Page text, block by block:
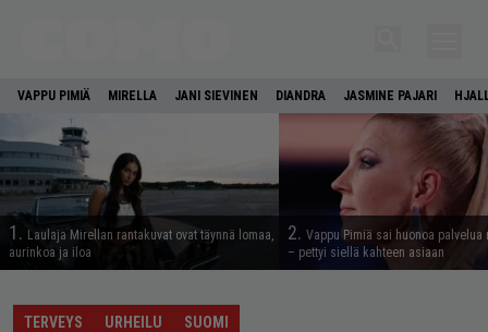
VAPPU PIMIÄ MIRELLA JANI SIEVINEN DIANDRA JASMINE PAJARI
1. Laulaja Mirellan rantakuvat ovat täynnä lomaa,
aurinkoa ja iloa
2. Vappu Pimiä sai huonoa palvelua
– pettyi siellä kahteen asiaan
TERVEYS URHEILU SUOMI